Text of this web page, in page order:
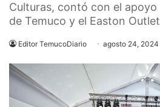
Culturas, contó con el apoyo
de Temuco y el Easton
Editor TemucoDiario agosto 24, 2024